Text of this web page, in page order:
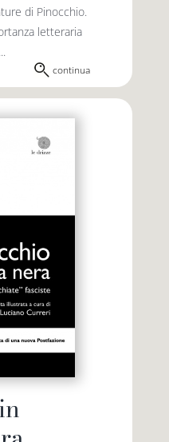
di Pinocchio.
letteraria
continua